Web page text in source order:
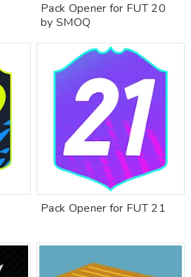
Pack Opener for FUT 20
by SMOQ
Pack Opener for FUT 21